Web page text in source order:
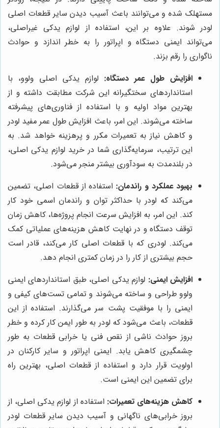
مستهلک شده و می‌توانند باعث آسیب دیدن سایر قطعات اصلی
لودر شوند. علاوه بر این، استفاده از لوازم یدکی غیراصلی،
می‌تواند ایمنی دستگاه و اپراتور را به خطر اندازد و حوادث
ناگواری را رقم بزند.
افزایش طول عمر دستگاه: لوازم یدکی اصلی ولوو، با
استانداردهای سختگیرانه این شرکت مطابقت داشته و از
بهترین مواد اولیه و با استفاده از فناوری‌های پیشرفته
ساخته می‌شوند. این امر، باعث افزایش طول عمر مفید لودر
و کاهش نیاز به تعمیرات مکرر و پرهزینه خواهد شد. به
این ترتیب، سرمایه‌گذاری شما در خرید لوازم یدکی اصلی،
در بلندمدت به سودآوری بیشتر منجر می‌شود.
بهبود عملکرد و راندمان: استفاده از قطعات اصلی، تضمین
می‌کند که لودر با حداکثر توان و راندمان اسمی خود کار
کند. این امر، به افزایش سرعت انجام پروژه‌ها، کاهش زمان
توقف دستگاه و در نهایت کاهش هزینه‌های عملیاتی کمک
می‌کند. لودری که با قطعات اصلی کار می‌کند، قادر است
حجم بیشتری از کار را در زمان کمتری انجام دهد.
افزایش ایمنی: لوازم یدکی اصلی، طبق استانداردهای ایمنی
ولوو طراحی و ساخته می‌شوند و تمامی تست‌های کیفی و
ایمنی را با موفقیت پشت سر می‌گذارند. استفاده از این
قطعات، باعث می‌شود که لودر به طور ایمن کار کرده و خطر
بروز حوادث ناشی از نقص فنی یا خرابی قطعات به طور
چشمگیری کاهش یابد. ایمنی اپراتور و سایر کارکنان در
اولویت قرار دارد و استفاده از قطعات اصلی، بهترین راه
برای تضمین این ایمنی است.
کاهش هزینه‌های تعمیرات: استفاده از لوازم یدکی اصلی، از
بروز خرابی‌های ناگهانی و آسیب دیدن سایر قطعات لودر